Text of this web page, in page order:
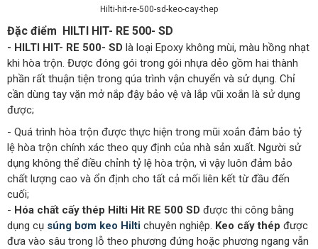
Hilti-hit-re-500-sd-keo-cay-thep
Đặc điểm HILTI HIT- RE 500- SD
- HILTI HIT- RE 500- SD là loại Epoxy không mùi, màu hồng nhạt
khi hòa trộn. Được đóng gói trong gói nhựa dẻo gồm hai thành
phần rất thuận tiện trong qúa trình vận chuyển và sử dụng. Chỉ
cần dùng tay vặn mở nắp đậy bảo vệ và lắp vũi xoắn là sử dụng
được;
- Quá trình hòa trộn được thực hiện trong mũi xoắn đảm bảo tỷ
lệ hòa trộn chính xác theo quy định của nhà sản xuất. Người sử
dụng không thể điều chỉnh tỷ lệ hòa trộn, vì vậy luôn đảm bảo
chất lượng cao và ổn định cho tất cả mối liên kết từ đầu đến
cuối;
- Hóa chất cấy thép Hilti Hit RE 500 SD được thi công bằng
dụng cụ súng bơm keo Hilti chuyên nghiệp. Keo cấy thép được
đưa vào sâu trong lỗ theo phương đứng hoặc phương ngang vẫn